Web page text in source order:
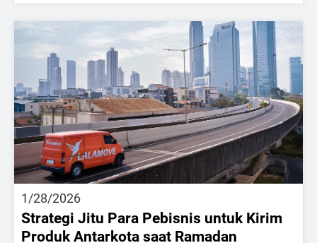
1/28/2026
Strategi Jitu Para Pebisnis untuk Kirim
Produk Antarkota saat Ramadan